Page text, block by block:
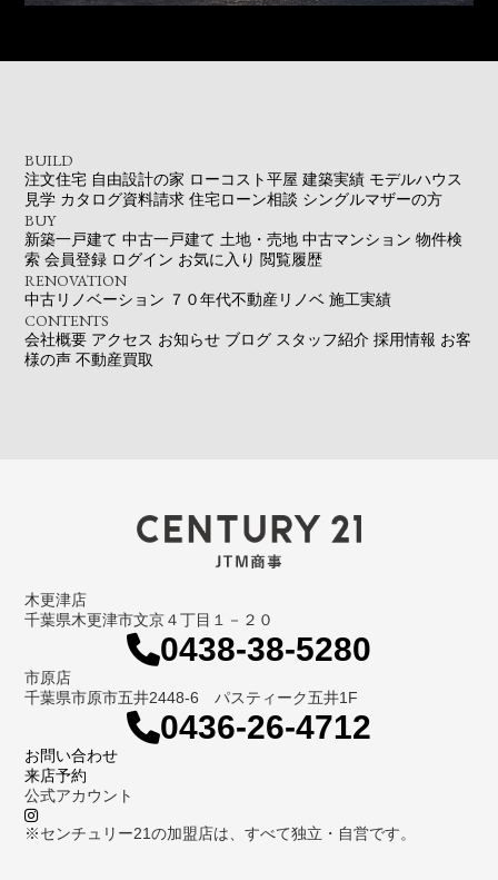
BUILD
注文住宅 自由設計の家 ローコスト平屋 建築実績 モデルハウス
見学 カタログ資料請求 住宅ローン相談 シングルマザーの方
BUY
新築一戸建て 中古一戸建て 土地・売地 中古マンション 物件検
索 会員登録 ログイン お気に入り 閲覧履歴
RENOVATION
中古リノベーション ７０年代不動産リノベ 施工実績
CONTENTS
会社概要 アクセス お知らせ ブログ スタッフ紹介 採用情報 お客
様の声 不動産買取
木更津店
千葉県木更津市文京４丁目１－２０
0438-38-5280
市原店
千葉県市原市五井2448-6 パスティーク五井1F
0436-26-4712
お問い合わせ
来店予約
公式アカウント
※センチュリー21の加盟店は、すべて独立・自営です。